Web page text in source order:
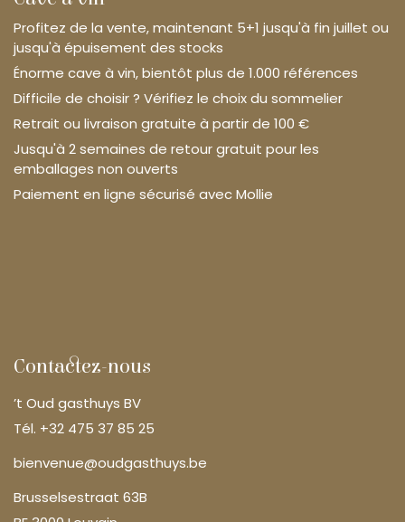
Profitez de la vente, maintenant 5+1 jusqu'à fin juillet ou
jusqu'à épuisement des stocks
Énorme cave à vin, bientôt plus de 1.000 références
Difficile de choisir ? Vérifiez le choix du sommelier
Retrait ou livraison gratuite à partir de 100 €
Jusqu'à 2 semaines de retour gratuit pour les
emballages non ouverts
Paiement en ligne sécurisé avec Mollie
Contactez-nous
’t Oud gasthuys BV
Tél. +32 475 37 85 25
bienvenue@oudgasthuys.be
Brusselsestraat 63B